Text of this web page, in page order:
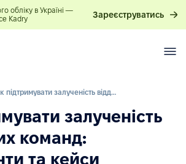
обліку в Україні —
Kadry
Зареєструватись
Як підтримувати залученість віддалених команд: інструменти та кейси PeopleForce
залученість
команд:
та кейси